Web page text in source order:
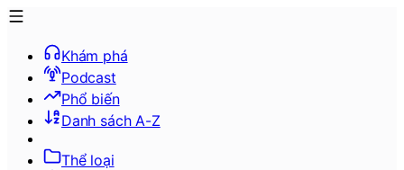
Khám phá
Podcast
Phổ biến
Danh sách A-Z
Thể loại